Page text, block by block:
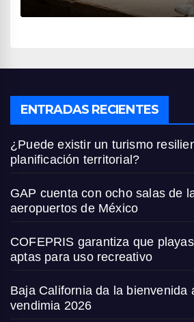
ENTRADAS RECIENTES
¿Puede existir un turismo
planificación territorial?
GAP cuenta con ocho salas de
aeropuertos de México
COFEPRIS garantiza que
aptas para uso recreativo
Baja California da la bienvenida
vendimia 2026